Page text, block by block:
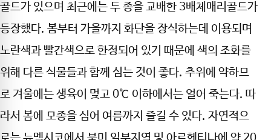
골드가 있으며 최근에는 두 종을 교배한 3배체매리골드가
등장했다. 봄부터 가을까지 화단을 장식하는데 이용되며
노란색과 빨간색으로 한정되어 있기 때문에 색의 조화를
위해 다른 식물들과 함께 심는 것이 좋다. 추위에 약하므
로 겨울에는 생육이 멎고 0℃ 이하에서는 얼어 죽는다. 따
라서 봄에 모종을 심어 여름까지 즐길 수 있다. 자연적으